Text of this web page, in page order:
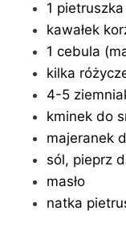
1 pietruszka
kawałek
1 cebula
kilka
4-5
kminek do
majeranek
sól, pieprz
masło
natka